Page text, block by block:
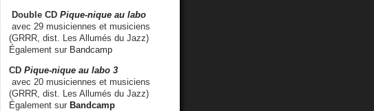
Double CD Pique-nique au labo
avec 29 musiciennes et musiciens
(GRRR, dist. Les Allumés du Jazz)
Également sur Bandcamp
CD Pique-nique au labo 3
avec 20 musiciennes et musiciens
(GRRR, dist. Les Allumés du Jazz)
Également sur Bandcamp